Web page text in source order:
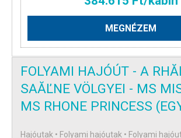
MEGNÉZEM
FOLYAMI HAJÓÚT - A
SAĂĽNE VÖLGYEI - MS
MS RHONE PRINCESS
Hajóutak • Folyami hajóutak • Folyami